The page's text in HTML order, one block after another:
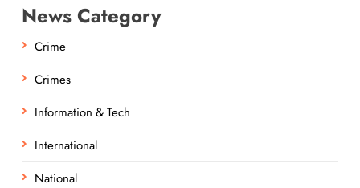
News Category
Crime
Crimes
Information & Tech
International
National